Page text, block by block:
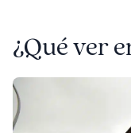
¿Qué ver